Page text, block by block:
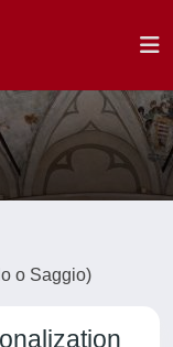
o Saggio)